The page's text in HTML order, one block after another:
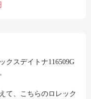
クスデイトナ116509G
て、こちらのロレック